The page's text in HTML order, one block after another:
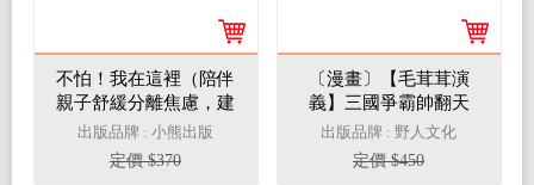
不怕！我在這裡（陪伴
親子舒緩分離焦慮，建
立【SEL社會情緒學習
力】）
出版品牌 : 小熊出版
定價 $370
〔漫畫〕【毛茸茸演
義】三國爭霸帥翻天
(2)：關羽獅，過五關斬
六將(附✦逐鹿天下「限
定」英雄戰鬥卡４張）
出版品牌 : 野人文化
定價 $450